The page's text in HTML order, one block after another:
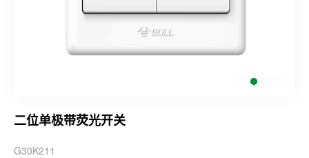
二位单极带荧光开关
G30K211